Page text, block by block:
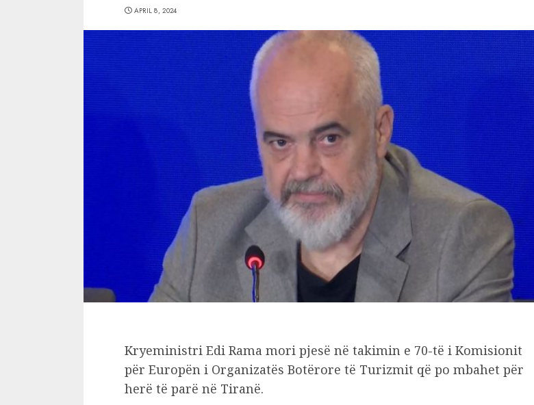
APRIL 8, 2024
Kryeministri Edi Rama mori pjesë në takimin e 70-të i Komisionit
për Europën i Organizatës Botërore të Turizmit që po mbahet për
herë të parë në Tiranë.